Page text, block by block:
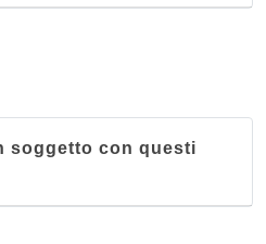
soggetto con questi